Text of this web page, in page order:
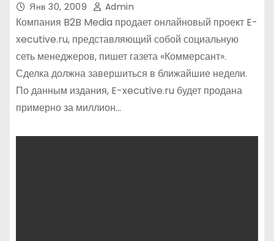
Янв 30, 2009 Admin
Компания B2B Media продает онлайновый проект E-
xecutive.ru, представляющий собой социальную
сеть менеджеров, пишет газета «Коммерсант».
Сделка должна завершиться в ближайшие недели.
По данным издания, E-xecutive.ru будет продана
примерно за миллион…